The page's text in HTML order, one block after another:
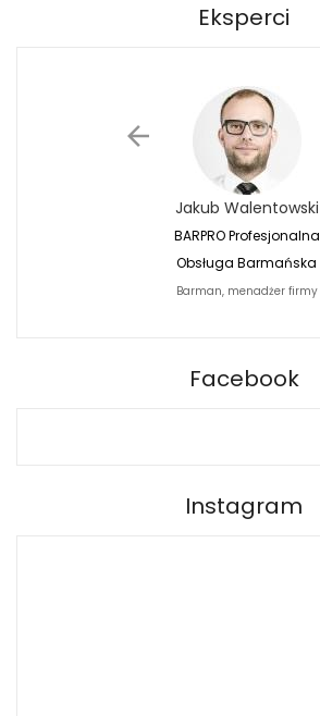
Eksperci
Jakub Walentowski
BARPRO Profesjonalna
Obsługa Barmańska
Barman, menadżer firmy
Facebook
Instagram